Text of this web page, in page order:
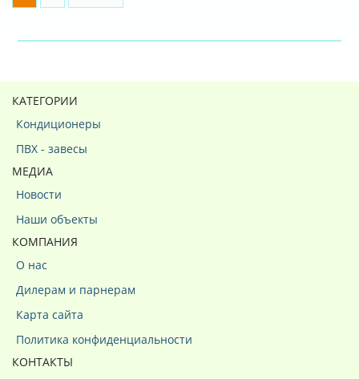
КАТЕГОРИИ
Кондиционеры
ПВХ - завесы
МЕДИА
Новости
Наши объекты
КОМПАНИЯ
О нас
Дилерам и парнерам
Карта сайта
Политика конфиденциальности
КОНТАКТЫ